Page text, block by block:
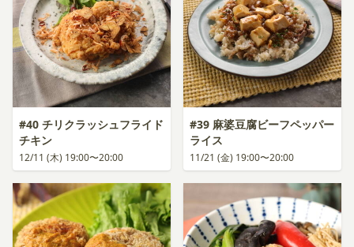
#40 チリクラッシュフライド
チキン
12/11 (木) 19:00〜20:00
#39 麻婆豆腐ビーフペッパー
ライス
11/21 (金) 19:00〜20:00